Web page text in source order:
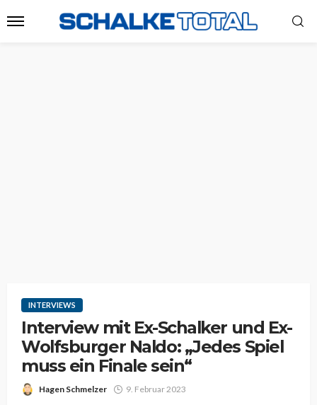
INTERVIEWS
Interview mit Ex-Schalker und Ex-
Wolfsburger Naldo: „Jedes Spiel
muss ein Finale sein“
Hagen Schmelzer 9. Februar 2023